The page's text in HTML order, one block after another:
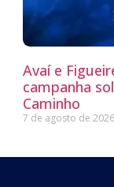
Avaí e
campanha
Caminho
7 de agosto de 2026